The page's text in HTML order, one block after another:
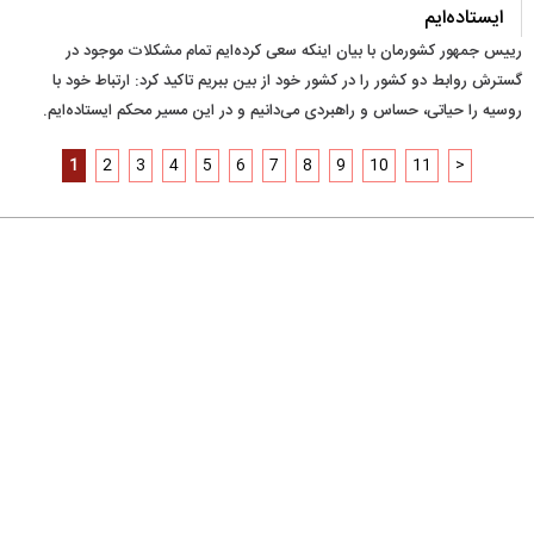
ایستاده‌ایم
رییس جمهور کشورمان با بیان اینکه سعی کرده‌ایم تمام مشکلات موجود در
گسترش روابط دو کشور را در کشور خود از بین ببریم تاکید کرد: ارتباط خود با
روسیه را حیاتی، حساس و راهبردی می‌دانیم و در این مسیر محکم ایستاده‌ایم.
1 2 3 4 5 6 7 8 9 10 11 >